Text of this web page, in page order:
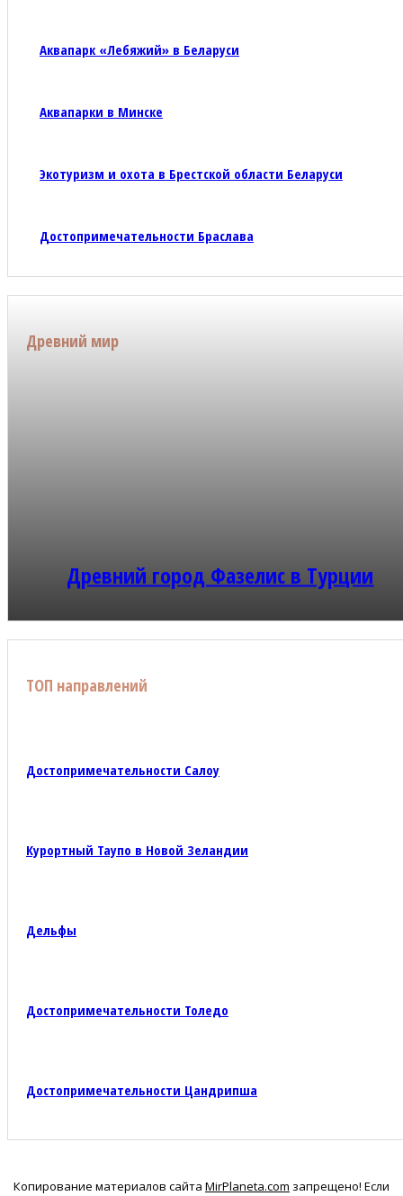
Аквапарк «Лебяжий» в Беларуси
Аквапарки в Минске
Экотуризм и охота в Брестской области Беларуси
Достопримечательности Браслава
Древний мир
Древний город Фазелис в Турции
ТОП направлений
Достопримечательности Салоу
Курортный Таупо в Новой Зеландии
Дельфы
Достопримечательности Толедо
Достопримечательности Цандрипша
Копирование материалов сайта MirPlaneta.com запрещено! Если